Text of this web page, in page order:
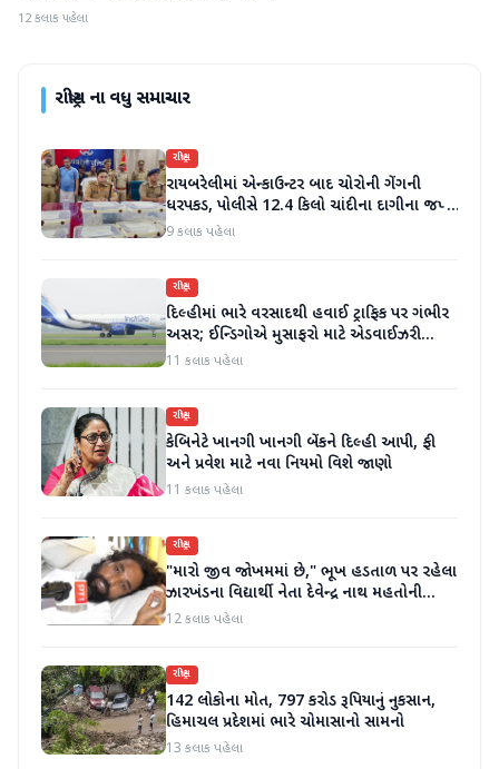
12 કલાક પહેલા
રાષ્ટ્રીયના વધુ સમાચાર
રાષ્ટ્રીય
રાયબરેલીમાં એન્કાઉન્ટર બાદ ચોરોની ગેંગની
ધરપકડ, પોલીસે 12.4 કિલો ચાંદીના દાગીના જપ્ત
કર્યા
9 કલાક પહેલા
રાષ્ટ્રીય
દિલ્હીમાં ભારે વરસાદથી હવાઈ ટ્રાફિક પર ગંભીર
અસર; ઈન્ડિગોએ મુસાફરો માટે એડવાઈઝરી
જાહેર કરી
11 કલાક પહેલા
રાષ્ટ્રીય
કેબિનેટે ખાનગી ખાનગી બેંકને દિલ્હી આપી, ફી
અને પ્રવેશ માટે નવા નિયમો વિશે જાણો
11 કલાક પહેલા
રાષ્ટ્રીય
"મારો જીવ જોખમમાં છે," ભૂખ હડતાળ પર રહેલા
ઝારખંડના વિદ્યાર્થી નેતા દેવેન્દ્ર નાથ મહતોની
તબિયત ખરાબ
12 કલાક પહેલા
રાષ્ટ્રીય
142 લોકોના મોત, 797 કરોડ રૂપિયાનું નુકસાન,
હિમાચલ પ્રદેશમાં ભારે ચોમાસાનો સામનો
13 કલાક પહેલા